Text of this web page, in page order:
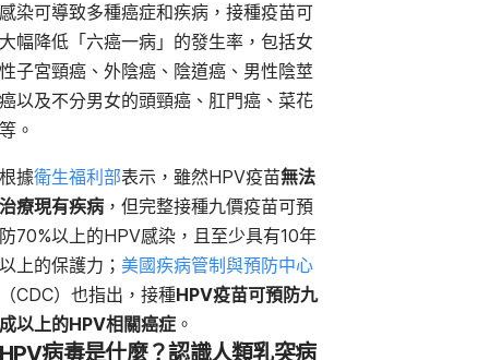
染可導致多種癌症和疾病，接種疫苗可
幅降低「六癌一病」的發生率，包括女
子宮頸癌、外陰癌、陰道癌、男性陰莖
以及不分男女的頭頸癌、肛門癌、菜花
。
據衛生福利部表示，雖然HPV疫苗無法
療現有疾病，但完整接種九價疫苗可預
70%以上的HPV感染，且至少具有10年
上的保護力； 美國疾病管制與預防中心
CDC）也指出，接種HPV疫苗可預防九
以上的HPV相關癌症。
病毒是什麼？認識人類乳突病